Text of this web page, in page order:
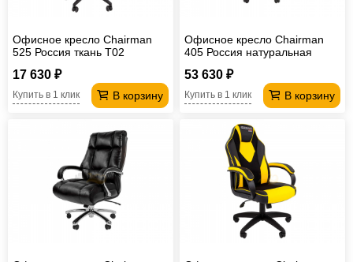
Офисное кресло Chairman
525 Россия ткань T02
17 630 ₽
В корзину
Купить в 1 клик
Офисное кресло Chairman
405 Россия натуральная
53 630 ₽
В корзину
Купить в 1 клик